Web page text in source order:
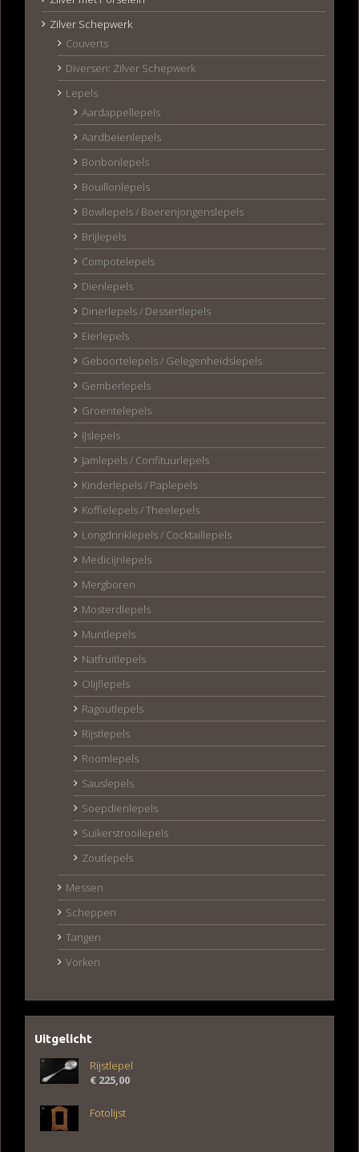
Zilver Schepwerk
Couverts
Diversen: Zilver Schepwerk
Lepels
Aardappellepels
Aardbeienlepels
Bonbonlepels
Bouillonlepels
Bowllepels / Boerenjongenslepels
Brijlepels
Compotelepels
Dienlepels
Dinerlepels / Dessertlepels
Eierlepels
Geboortelepels / Gelegenheidslepels
Gemberlepels
Groentelepels
IJslepels
Jamlepels / Confituurlepels
Kinderlepels / Paplepels
Koffielepels / Theelepels
Longdrinklepels / Cocktaillepels
Medicijnlepels
Mergboren
Mosterdlepels
Muntlepels
Natfruitlepels
Olijflepels
Ragoutlepels
Rijstlepels
Roomlepels
Sauslepels
Soepdienlepels
Suikerstrooilepels
Zoutlepels
Messen
Scheppen
Tangen
Vorken
Uitgelicht
Rijstlepel
€ 225,00
Fotolijst